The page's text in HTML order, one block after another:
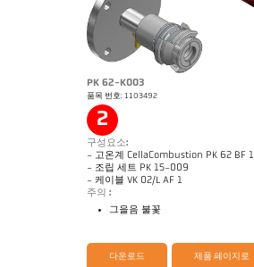
기술 보고서 Optical temperature
measurement in combustion plants
PK 62-K003
품목 번호: 1103492
2
구성요소:
- 고온계 CellaCombustion PK 62 BF 1
- 조립 세트 PK 15-009
- 케이블 VK 02/L AF 1
주의 :
그을음 불꽃
제품 카다로그 CellaTemp PK PKF PKL
다운로드 제품 페이지로